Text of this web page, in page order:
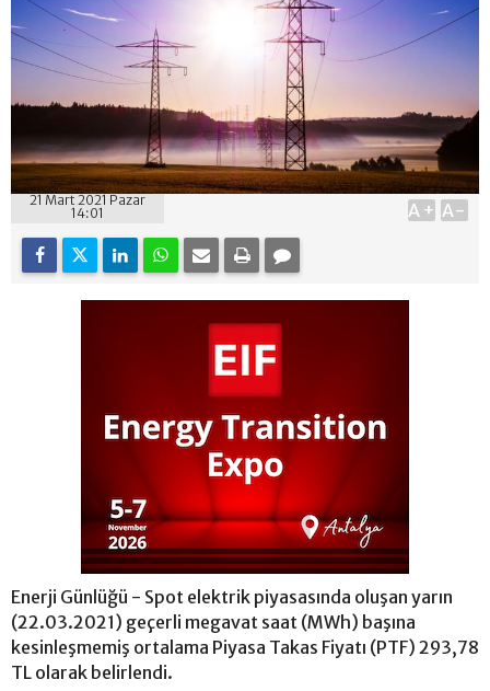
21 Mart 2021 Pazar
14:01
A+ A-
Enerji Günlüğü - Spot elektrik piyasasında oluşan yarın
(22.03.2021) geçerli megavat saat (MWh) başına
kesinleşmemiş ortalama Piyasa Takas Fiyatı (PTF) 293,78
TL olarak belirlendi.